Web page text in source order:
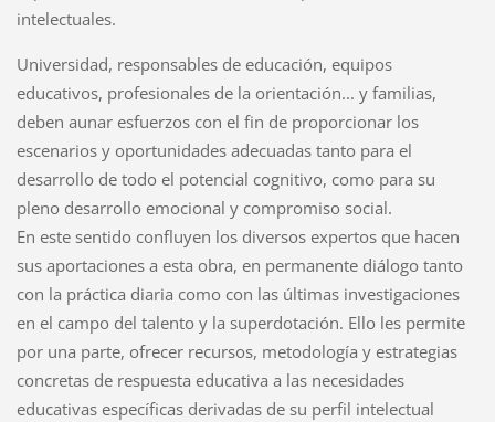
intelectuales.
Universidad, responsables de educación, equipos
educativos, profesionales de la orientación... y familias,
deben aunar esfuerzos con el fin de proporcionar los
escenarios y oportunidades adecuadas tanto para el
desarrollo de todo el potencial cognitivo, como para su
pleno desarrollo emocional y compromiso social.
En este sentido confluyen los diversos expertos que hacen
sus aportaciones a esta obra, en permanente diálogo tanto
con la práctica diaria como con las últimas investigaciones
en el campo del talento y la superdotación. Ello les permite
por una parte, ofrecer recursos, metodología y estrategias
concretas de respuesta educativa a las necesidades
educativas específicas derivadas de su perfil intelectual